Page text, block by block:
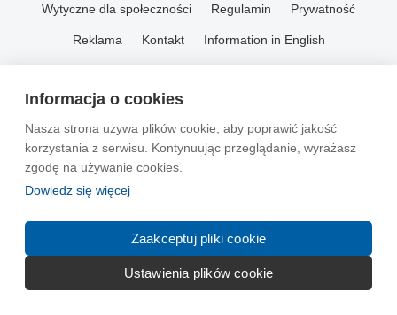
Informacja o cookies
Nasza strona używa plików cookie, aby poprawić jakość
korzystania z serwisu. Kontynuując przeglądanie, wyrażasz
zgodę na używanie cookies.
Dowiedz się więcej
Zaakceptuj pliki cookie
Ustawienia plików cookie
Wytyczne dla społeczności Regulamin Prywatność
Reklama Kontakt Information in English